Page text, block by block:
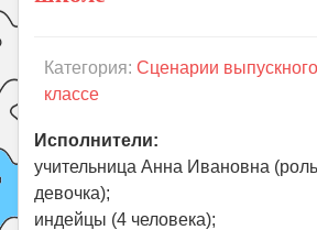
Категория:Сценарии
классе
Исполнители:
учительница Анна Ивановна
девочка);
индейцы (4 человека);